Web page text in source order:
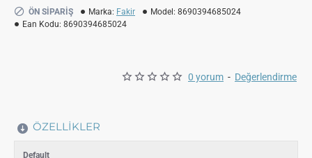
0 yorum - Değerlendirme
ÖN SIPARIŞ Marka: Fakir Model: 8690394685024
Ean Kodu: 8690394685024
ÖZELLIKLER
Default